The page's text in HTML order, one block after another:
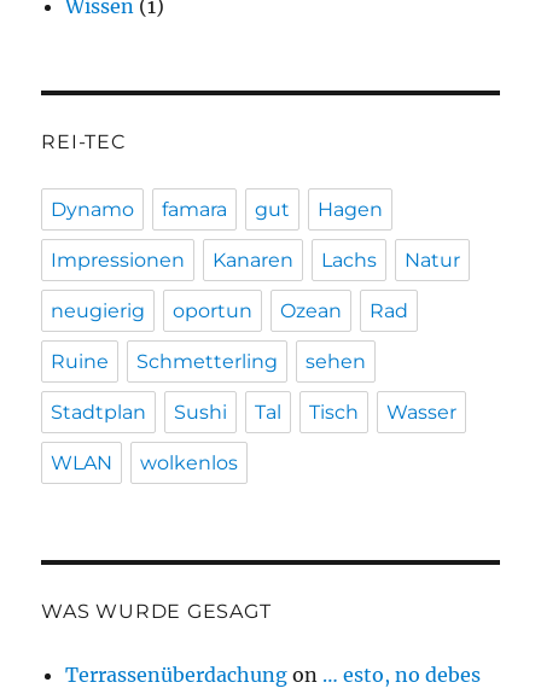
Wissen (1)
REI-TEC
Dynamo famara gut Hagen
Impressionen Kanaren Lachs Natur
neugierig oportun Ozean Rad
Ruine Schmetterling sehen
Stadtplan Sushi Tal Tisch Wasser
WLAN wolkenlos
WAS WURDE GESAGT
Terrassenüberdachung on … esto, no debes